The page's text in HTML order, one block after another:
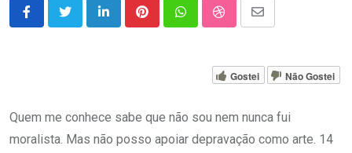
LinkedInPinterestWhatsappStumbleUpon
Share
Email
Gostei Não Gostei
Quem me conhece sabe que não sou nem nunca fui
moralista. Mas não posso apoiar depravação como arte. 14